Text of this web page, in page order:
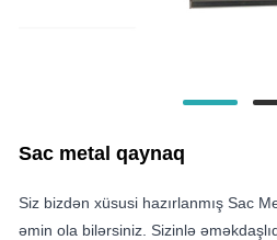
Sac metal qaynaq
Siz bizdən xüsusi hazırlanmış Sac
əmin ola bilərsiniz. Sizinlə